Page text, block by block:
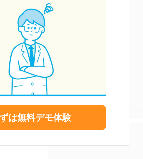
は無料デモ体験